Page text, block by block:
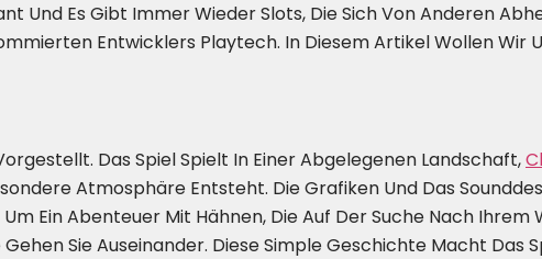
Und Es Gibt Immer Wieder Slots, Die Sich Von Anderen
Entwicklers Playtech. In Diesem Artikel Wollen Wir
Das Spiel Spielt In Einer Abgelegenen Landschaft,
Atmosphäre Entsteht. Die Grafiken Und Das
Ein Abenteuer Mit Hähnen, Die Auf Der Suche Nach Ihrem
Sie Auseinander. Diese Simple Geschichte Macht Das